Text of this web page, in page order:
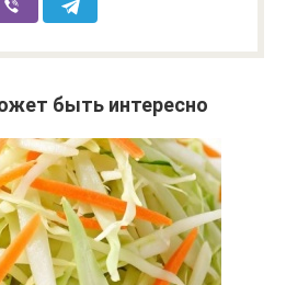
быть интересно